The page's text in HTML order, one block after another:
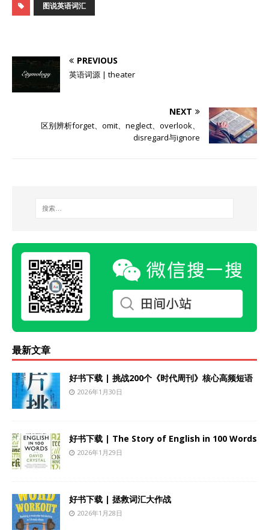
图说英语词汇
PREVIOUS
英语词源 | theater
NEXT
区别辨析forget、omit、neglect、overlook、
disregard与ignore
最新文章
好书下载 | 挑战200个《时代周刊》核心高频短语
2026年1月30日
好书下载 | The Story of English in 100 Words
2026年1月29日
好书下载 | 拯救词汇大作战
2026年1月28日